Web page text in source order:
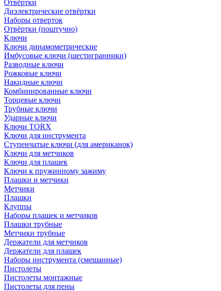
Отвёртки
Диэлектрические отвёртки
Наборы отверток
Отвёртки (поштучно)
Ключи
Ключи динамометрические
Имбусовые ключи (шестигранники)
Разводные ключи
Рожковые ключи
Накидные ключи
Комбинированные ключи
Торцевые ключи
Трубные ключи
Ударные ключи
Ключи TORX
Ключи для инструмента
Ступенчатые ключи (для американок)
Ключи для метчиков
Ключи для плашек
Ключи к пружинному зажиму
Плашки и метчики
Метчики
Плашки
Клуппы
Наборы плашек и метчиков
Плашки трубные
Метчики трубные
Держатели для метчиков
Держатели для плашек
Наборы инструмента (смешанные)
Пистолеты
Пистолеты монтажные
Пистолеты для пены